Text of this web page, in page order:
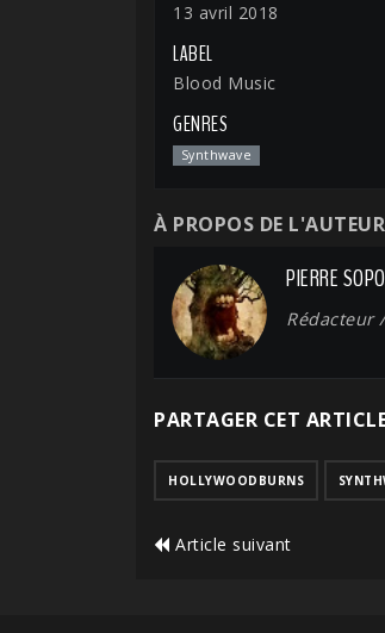
13 avril 2018
LABEL
Blood Music
GENRES
Synthwave
À PROPOS DE L'AUTEUR
PIERRE
Rédacteur
PARTAGER CET
HOLLYWOODBURNS
Article suivant